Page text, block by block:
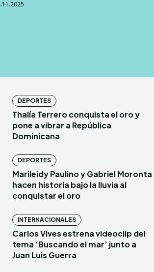
Copyright © Newspaper Theme.
Copyright © Newspaper Theme.
DEPORTES
Thalía Terrero conquista el oro y
pone a vibrar a República
Dominicana
DEPORTES
Marileidy Paulino y Gabriel Moronta
hacen historia bajo la lluvia al
conquistar el oro
INTERNACIONALES
Carlos Vives estrena videoclip del
tema ‘Buscando el mar’ junto a
Juan Luis Guerra